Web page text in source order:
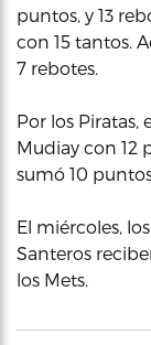
puntos, y 13
con 15 tantos.
7 rebotes.
Por los Piratas,
Mudiay con 12
sumó 10
El miércoles,
Santeros
los Mets.